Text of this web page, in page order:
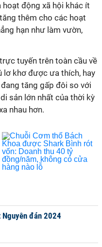
hoạt động xã hội khác ít
thêm cho các hoạt
hạn như làm vườn,
tuyến trên toàn cầu về
lơ khơ được ưa thích, hay
tăng gấp đôi so với
sản lớn nhất của thời kỳ
nhau hơn.
Nguyên đán 2024